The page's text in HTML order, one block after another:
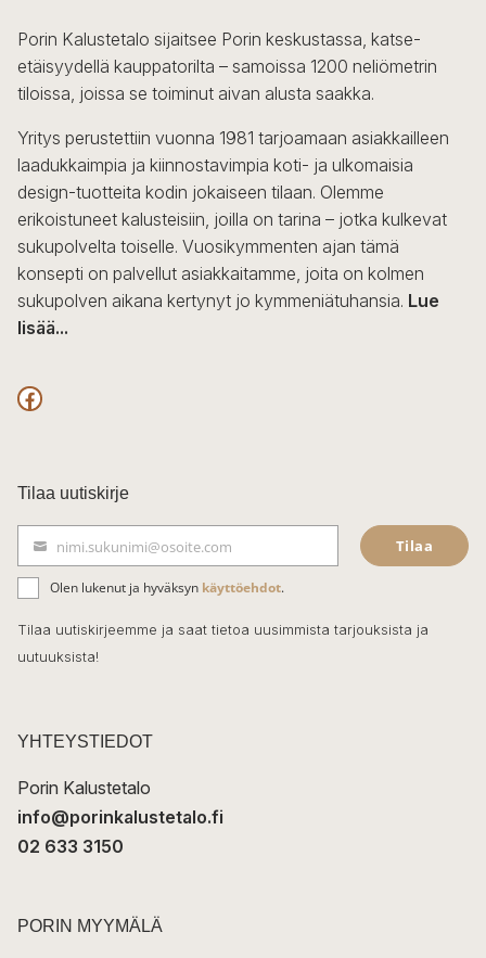
Porin Kalustetalo sijaitsee Porin keskustassa, katse-
etäisyydellä kauppatorilta – samoissa 1200 neliömetrin
tiloissa, joissa se toiminut aivan alusta saakka.
Yritys perustettiin vuonna 1981 tarjoamaan asiakkailleen
laadukkaimpia ja kiinnostavimpia koti- ja ulkomaisia
design-tuotteita kodin jokaiseen tilaan. Olemme
erikoistuneet kalusteisiin, joilla on tarina – jotka kulkevat
sukupolvelta toiselle. Vuosikymmenten ajan tämä
konsepti on palvellut asiakkaitamme, joita on kolmen
sukupolven aikana kertynyt jo kymmeniätuhansia. Lue
lisää...
F
c
e
b
o
o
k
Tilaa uutiskirje
ä
h
k
t
nimi.sukunimi@osoite.com Tilaa
Olen lukenut ja hyväksyn käyttöehdot.
Tilaa uutiskirjeemme ja saat tietoa uusimmista tarjouksista ja
uutuuksista!
YHTEYSTIEDOT
Porin Kalustetalo
info@porinkalustetalo.fi
02 633 3150
PORIN MYYMÄLÄ